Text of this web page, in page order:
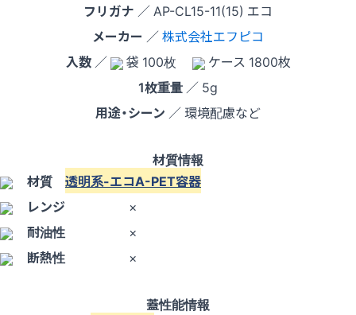
フリガナ ／ AP-CL15-11(15) エコ
メーカー ／株式会社エフピコ
入数／ 袋 100枚
ケース 1800枚
1枚重量 ／ 5g
用途・シーン ／ 環境配慮など
材質情報
材質 透明系-エコA-PET容器
レンジ
×
耐油性
×
断熱性
×
蓋性能情報